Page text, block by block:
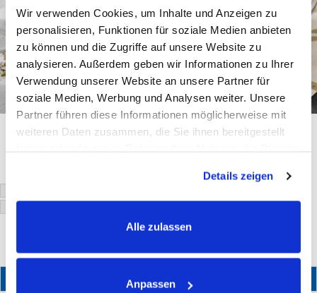
Wir verwenden Cookies, um Inhalte und Anzeigen zu
personalisieren, Funktionen für soziale Medien anbieten
zu können und die Zugriffe auf unsere Website zu
analysieren. Außerdem geben wir Informationen zu Ihrer
Verwendung unserer Website an unsere Partner für
soziale Medien, Werbung und Analysen weiter. Unsere
Partner führen diese Informationen möglicherweise mit
weiteren Daten zusammen, die Sie ihnen bereitgestellt
Details zeigen
Alle zulassen
Anpassen
24,90 € 39,90 €
44,33 €/ 1 kg